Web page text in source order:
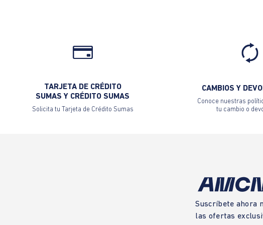
TARJETA DE CRÉDITO
SUMAS Y CRÉDITO SUMAS
Solicita tu Tarjeta de Crédito Sumas
CAMBIOS Y
Conoce nuestras
tu cambio o
Suscríbete ahora
las ofertas